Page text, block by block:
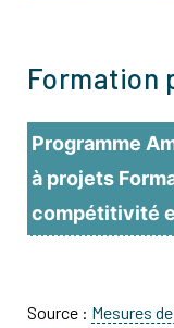
Formation
Programme
à projets
compétitivité
Source : Mesures